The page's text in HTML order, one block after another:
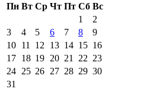
Пн Вт Ср Чт Пт Сб Вс
1
2
3
4 5 6 7 8
9
10 11 12 13 14 15 16
17 18 19 20 21 22 23
24 25 26 27 28 29 30
31